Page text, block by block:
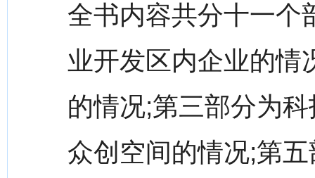
全书内容共分十一个
业开发区内企业的情
的情况;第三部分为
众创空间的情况;第